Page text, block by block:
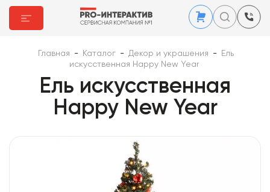
Главная - Каталог - Декор и украшения -
Ель
искусственная Happy New Year
Ель искусственная
Happy New Year